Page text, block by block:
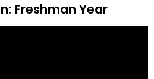
Freshman Year